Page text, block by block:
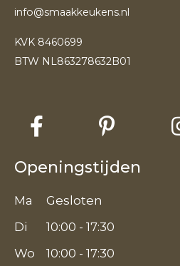
info@smaakkeukens.nl
KVK 8460699
BTW NL863278632B01
Openingstijden
Ma
Gesloten
Di
10:00 - 17:30
Wo
10:00 - 17:30